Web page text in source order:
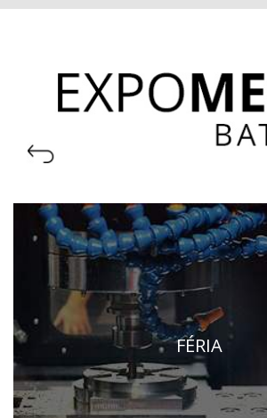
Exposición de Máquinas,
Herramientas, Materias Primas y
la Industria Metalmecánica
Del 11 al 13 de noviembre de 2026 -
Batalha
De miércoles a viernes, de 10h a 19h
FÉRIA